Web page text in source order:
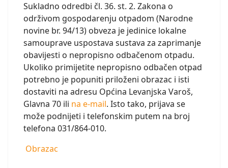
Sukladno odredbi čl. 36. st. 2. Zakona o
održivom gospodarenju otpadom (Narodne
novine br. 94/13) obveza je jedinice lokalne
samouprave uspostava sustava za zaprimanje
obavijesti o nepropisno odbačenom otpadu.
Ukoliko primijetite nepropisno odbačen otpad
potrebno je popuniti priloženi obrazac i isti
dostaviti na adresu Općina Levanjska Varoš,
Glavna 70 ili na e-mail. Isto tako, prijava se
može podnijeti i telefonskim putem na broj
telefona 031/864-010.
Obrazac